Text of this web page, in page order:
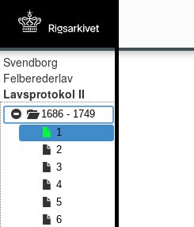
Svendborg
Felberederlav
Lavsprotokol II
1686 - 1749
1
2
3
4
5
6